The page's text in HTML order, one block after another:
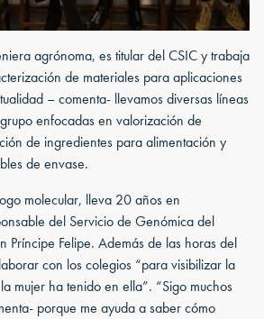
agrónoma, es titular del CSIC y trabaja
de materiales para aplicaciones
– comenta- llevamos diversas líneas
enfocadas en valorización de
de ingredientes para alimentación y
de envase.
molecular, lleva 20 años en
del Servicio de Genómica del
Príncipe Felipe. Además de las horas del
con los colegios “para visibilizar la
mujer ha tenido en ella”. “Sigo muchos
porque me ayuda a saber cómo